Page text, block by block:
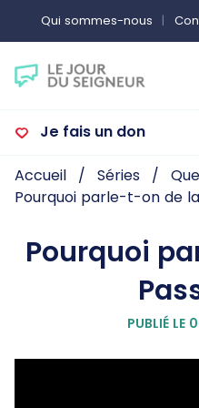
Qui sommes-nous
Je fais un don
Accueil Séries
Pourquoi parle-t-on de
Pourquoi
PUBLIÉ LE